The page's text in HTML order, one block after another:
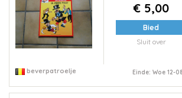
€ 5,00
Bied
Sluit over
beverpatroelje Einde: Woe 12-